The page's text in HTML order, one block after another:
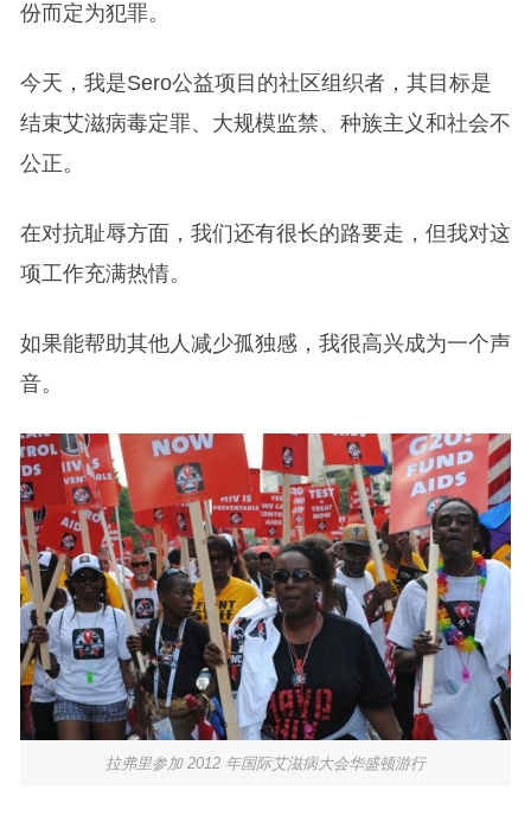
份而定为犯罪。
今天，我是Sero公益项目的社区组织者，其目标是
结束艾滋病毒定罪、大规模监禁、种族主义和社会不
公正。
在对抗耻辱方面，我们还有很长的路要走，但我对这
项工作充满热情。
如果能帮助其他人减少孤独感，我很高兴成为一个声
音。
拉弗里参加 2012 年国际艾滋病大会华盛顿游行